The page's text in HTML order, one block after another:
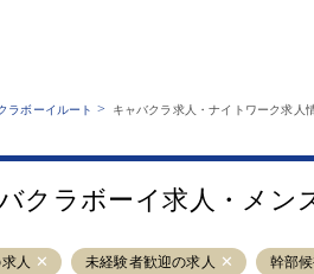
業種から探す
職種から探す
キャバクラボーイルート
サイトマップ
ラボーイルート > キャバクラ求人・ナイトワーク求人
クラボーイ求人・メン
人 未経験者歓迎の求人 幹部
銀座 上野 六本
立川
千葉中央 門前